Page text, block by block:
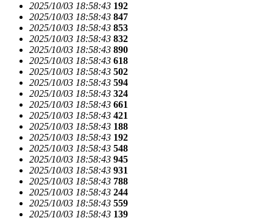
2025/10/03 18:58:43 192
2025/10/03 18:58:43 847
2025/10/03 18:58:43 853
2025/10/03 18:58:43 832
2025/10/03 18:58:43 890
2025/10/03 18:58:43 618
2025/10/03 18:58:43 502
2025/10/03 18:58:43 594
2025/10/03 18:58:43 324
2025/10/03 18:58:43 661
2025/10/03 18:58:43 421
2025/10/03 18:58:43 188
2025/10/03 18:58:43 192
2025/10/03 18:58:43 548
2025/10/03 18:58:43 945
2025/10/03 18:58:43 931
2025/10/03 18:58:43 788
2025/10/03 18:58:43 244
2025/10/03 18:58:43 559
2025/10/03 18:58:43 139